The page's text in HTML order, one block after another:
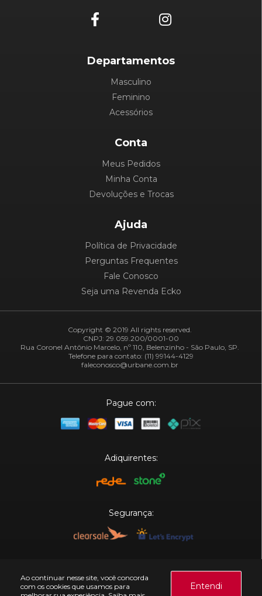
Ao continuar nesse site, você concorda
com os cookies que usamos para
Entendi
Departamentos
Masculino
Feminino
Acessórios
Conta
Meus Pedidos
Minha Conta
Devoluções e Trocas
Ajuda
Política de Privacidade
Perguntas Frequentes
Fale Conosco
Seja uma Revenda Ecko
Copyright © 2019 All rights reserved.
CNPJ: 29.059.200/0001-00
Rua Coronel Antônio Marcelo, nº 110, Belenzinho - São Paulo, SP.
Telefone para contato: (11) 99144-4129
faleconosco@urbane.com.br
Pague com:
Adiquirentes:
Segurança: